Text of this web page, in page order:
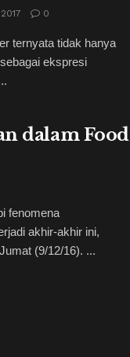
0
ternyata tidak hanya
ekspresi
dalam Food
fenomena
akhir-akhir ini,
(9/12/16). ...